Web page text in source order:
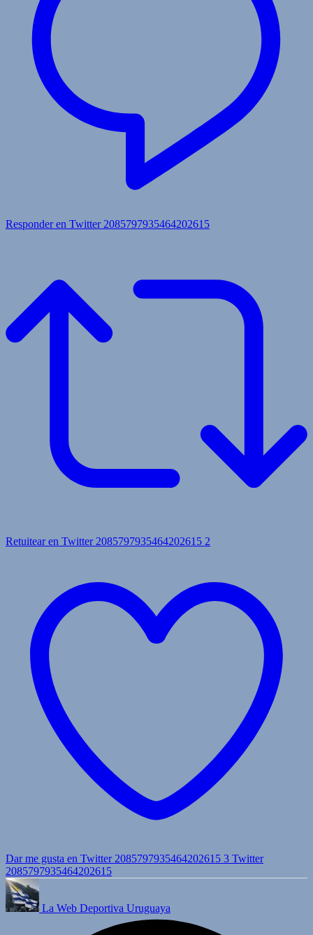
Responder en Twitter 2085797935464202615
Retuitear en Twitter 2085797935464202615 2
Dar me gusta en Twitter 2085797935464202615 3 Twitter
2085797935464202615
La Web Deportiva Uruguaya